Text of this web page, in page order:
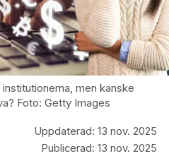
men kanske
Foto: Getty Images
Uppdaterad: 13 nov. 2025
Publicerad: 13 nov. 2025